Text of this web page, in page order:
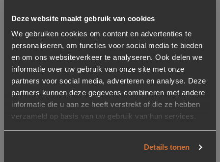
Deze website maakt gebruik van cookies
We gebruiken cookies om content en advertenties te
personaliseren, om functies voor social media te bieden
en om ons websiteverkeer te analyseren. Ook delen we
informatie over uw gebruik van onze site met onze
partners voor social media, adverteren en analyse. Deze
partners kunnen deze gegevens combineren met andere
informatie die u aan ze heeft verstrekt of die ze hebben
verzameld op basis van uw gebruik van hun services.
Details tonen
Nachtkastje Brendola
Bone inlay 60 x 40 cm
579,-
Niet op voorraad